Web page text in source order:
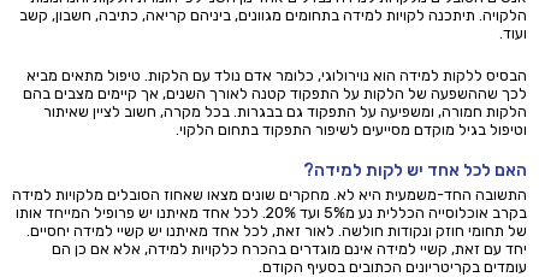
הלקויה. תיתכנה לקויות למידה בתחומים מגוונים, ביניהם קריאה, כתיבה, חשבון, קשב
ועוד.
הבסיס ללקות למידה הוא נוירולוגי, כלומר אדם נולד עם הלקות. טיפול מתאים מביא
לכך שההשפעה של הלקות על התפקוד קטנה לאורך השנים, אך קיימים מצבים בהם
הלקות חמורה, ומשפיעה על התפקוד גם בבגרות. בכל מקרה, חשוב לציין שאיתור
וטיפול בגיל מוקדם מסייעים לשיפור התפקוד בתחום הלקוי.
האם לכל אחד יש לקות למידה?
התשובה החד-משמעית היא לא. מחקרים שונים מצאו שאחוז הסובלים מלקויות למידה
בקרב אוכלוסייה הכללית נע מ5% ועד 20%. לכל אחד מאיתנו יש פרופיל המייחד אותו
של תחומי חוזק ונקודות חולשה. לאור זאת, לכל אחד מאיתנו יש קשיי למידה יחסיים.
יחד עם זאת, קשיי למידה אינם מוגדרים בהכרח כלקויות למידה, אלא אם כן הם
עומדים בקריטריונים הכתובים בסעיף הקודם.